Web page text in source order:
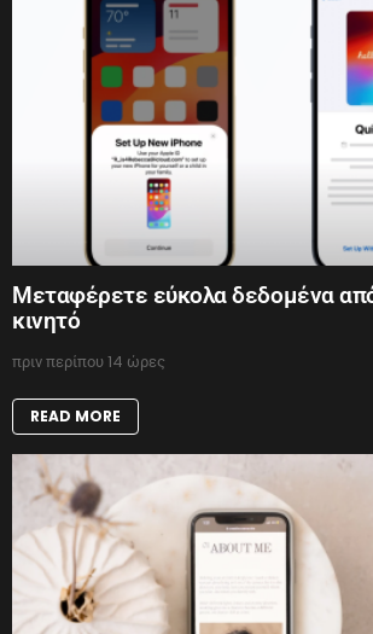
Μεταφέρετε εύκολα δεδομένα
κινητό
πριν περίπου 14 ώρες
READ MORE